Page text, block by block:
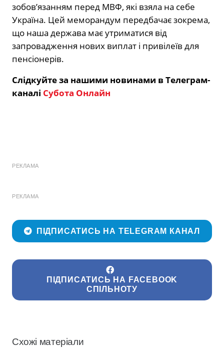
зобов’язанням перед МВФ, які взяла на себе
Україна. Цей меморандум передбачає зокрема,
що наша держава має утриматися від
запровадження нових виплат і привілеїв для
пенсіонерів.
Слідкуйте за нашими новинами в Телеграм-
каналі Субота Онлайн
РЕКЛАМА
РЕКЛАМА
ПІДПИСАТИСЬ НА TELEGRAM КАНАЛ
ПІДПИСАТИСЬ НА FACEBOOK
СПІЛЬНОТУ
Схожі матеріали